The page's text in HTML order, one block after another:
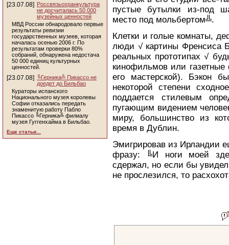
[23.07.08] Россвязьохранкультура
не досчиталась 50 000
музейных ценностей
МВД России обнародовало первые
результаты ревизии
государственных музеев, которая
началась осенью 2006 г. По
результатам проверки 80%
собраний, обнаружена недостача
50 000 единиц культурных
ценностей.
[23.07.08]
╚Герника╩ Пикассо не
доедет до Бильбао
Кураторы испанского
Национального музея королевы
Софии отказались передать
знаменитую работу Пабло
Пикассо ╚Герника╩ филиалу
музея Гуггенхайма в Бильбао.
Еще статьи...
пустые бутылки из-под
место под мольбертом╩.
Клетки и голые комнаты,
люди √ картины Френсиса
реальных прототипах √
кинофильмов или
его мастерской). Бэкон
некоторой степени
поддается стилевым
пугающим видением
миру, большинство из
время в Дублин.
Эмигрировав из Ирландии
фразу: ╚И ноги моей
сдержал, но если бы
не прослезился, то